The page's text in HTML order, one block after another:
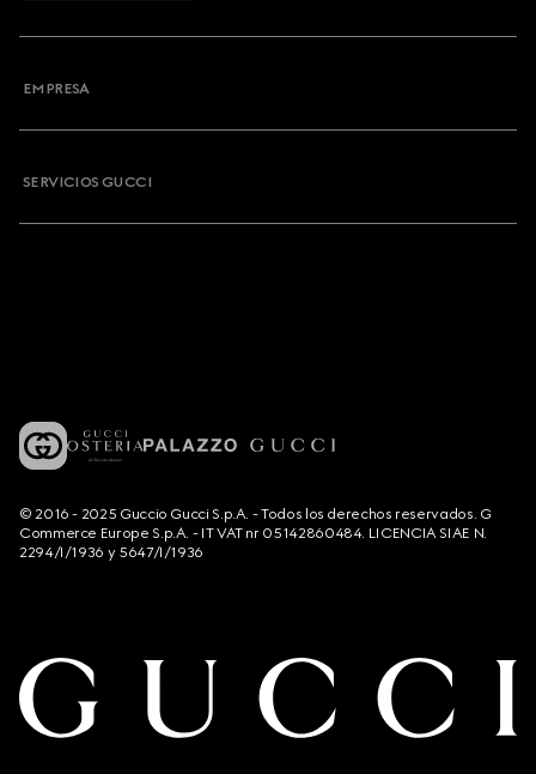
EMPRESA
SERVICIOS GUCCI
© 2016 - 2025 Guccio Gucci S.p.A. - Todos los derechos reservados. G
Commerce Europe S.p.A. - IT VAT nr 05142860484. LICENCIA SIAE N.
2294/I/1936 y 5647/I/1936